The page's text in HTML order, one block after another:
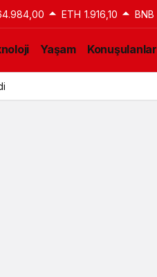
ETH 1.916,10 BNB
Yaşam Konuşulanlar